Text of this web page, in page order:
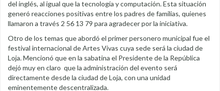
del inglés, al igual que la tecnología y computación. Esta situación
generó reacciones positivas entre los padres de familias, quienes
llamaron a través 2 56 13 79 para agradecer por la iniciativa.
Otro de los temas que abordó el primer personero municipal fue el
festival internacional de Artes Vivas cuya sede será la ciudad de
Loja. Mencionó que en la sabatina el Presidente de la República
dejó muy en claro que la administración del evento será
directamente desde la ciudad de Loja, con una unidad
eminentemente descentralizada.